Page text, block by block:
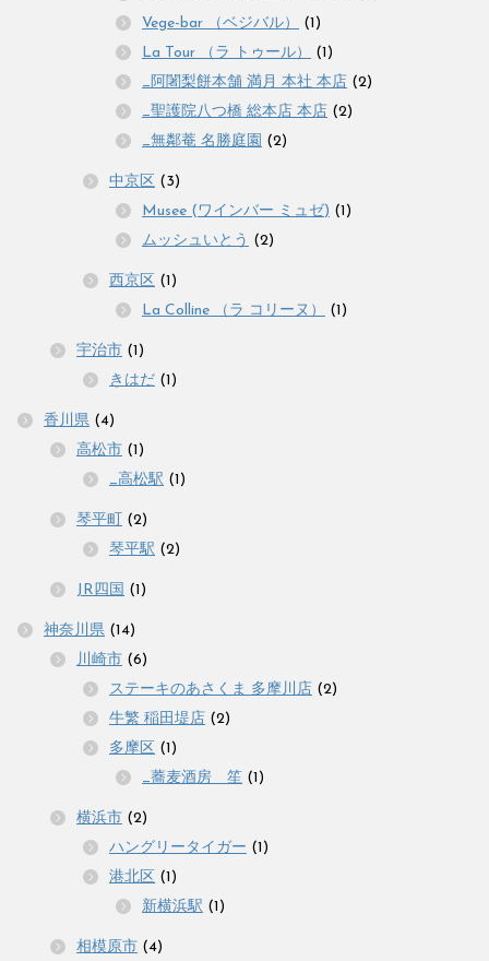
Vege-bar （ベジバル）
(1)
La Tour （ラ トゥール）
(1)
_阿闍梨餅本舗 満月 本社 本店 (2)
_聖護院八つ橋 総本店 本店 (2)
_無鄰菴 名勝庭園 (2)
中京区 (3)
Musee (ワインバー ミュゼ) (1)
ムッシュいとう (2)
西京区 (1)
La Colline （ラ コリーヌ）
(1)
宇治市 (1)
きはだ (1)
香川県 (4)
高松市 (1)
_高松駅 (1)
琴平町
(2)
琴平駅 (2)
JR四国 (1)
神奈川県 (14)
川崎市 (6)
ステーキのあさくま 多摩川店 (2)
牛繁 稲田堤店 (2)
多摩区 (1)
_蕎麦酒房 笙 (1)
横浜市 (2)
ハングリータイガー (1)
港北区 (1)
新横浜駅 (1)
相模原市 (4)